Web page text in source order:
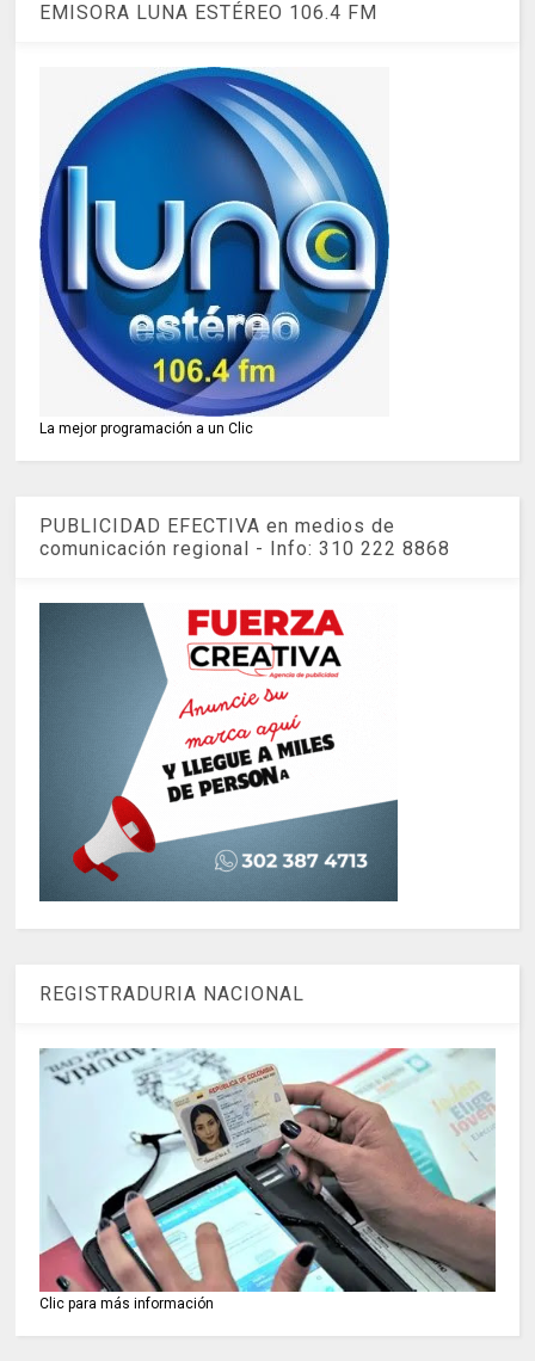
EMISORA LUNA ESTÉREO 106.4 FM
La mejor programación a un Clic
PUBLICIDAD EFECTIVA en medios de
comunicación regional - Info: 310 222 8868
REGISTRADURIA NACIONAL
Clic para más información